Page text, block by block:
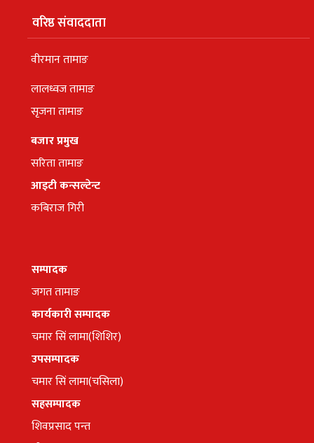
वरिष्ठ संवाददाता
वीरमान तामाङ
लालध्वज तामाङ
सृजना तामाङ
बजार प्रमुख
सरिता तामाङ
आइटी कन्सल्टेन्ट
कबिराज गिरी
सम्पादक
जगत तामाङ
कार्यकारी सम्पादक
चमार सिं लामा(शिशिर)
उपसम्पादक
चमार सिं लामा(चसिला)
सहसम्पादक
शिवप्रसाद पन्त